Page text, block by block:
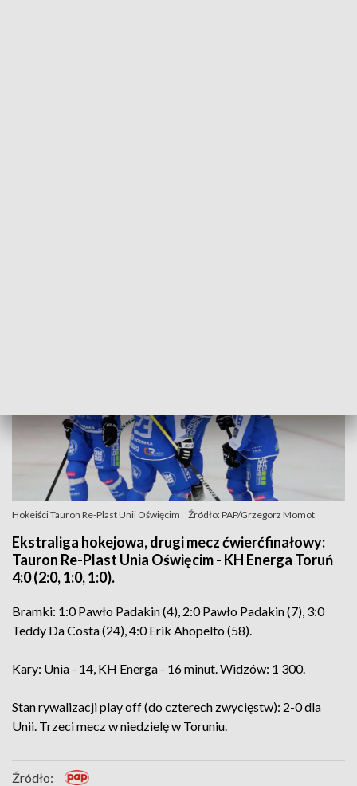
Hokeiści Tauron Re-Plast Unii Oświęcim Źródło: PAP/Grzegorz Momot
Ekstraliga hokejowa, drugi mecz ćwierćfinałowy:
Tauron Re-Plast Unia Oświęcim - KH Energa Toruń
4:0 (2:0, 1:0, 1:0).
Bramki: 1:0 Pawło Padakin (4), 2:0 Pawło Padakin (7), 3:0
Teddy Da Costa (24), 4:0 Erik Ahopelto (58).
Kary: Unia - 14, KH Energa - 16 minut. Widzów: 1 300.
Stan rywalizacji play off (do czterech zwycięstw): 2-0 dla
Unii. Trzeci mecz w niedzielę w Toruniu.
Źródło: